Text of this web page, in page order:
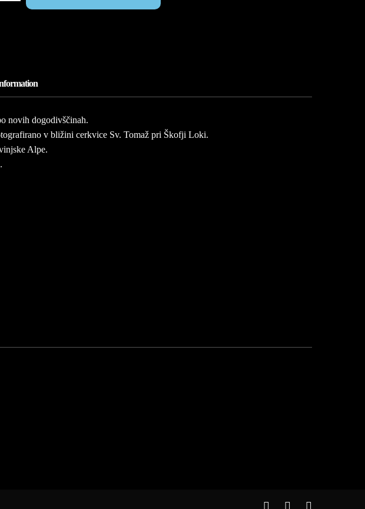
novih dogodivščinah.
v bližini cerkvice Sv. Tomaž pri Škofji Loki.
Alpe.